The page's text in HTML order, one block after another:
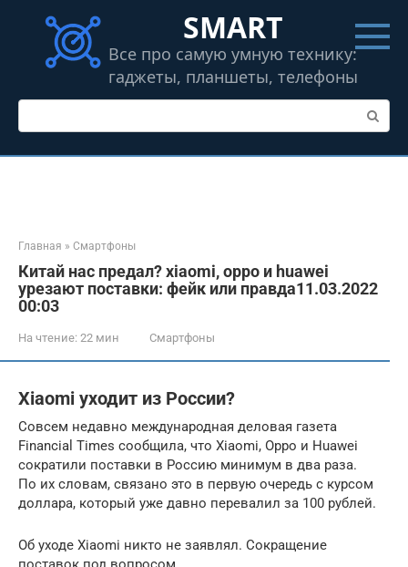
контенту
SMART
Все про самую умную технику:
гаджеты, планшеты, телефоны
Поиск:
Главная » Смартфоны
Китай нас предал? xiaomi, oppo и huawei
урезают поставки: фейк или правда11.03.2022
00:03
На чтение: 22 мин Смартфоны
Xiaomi уходит из России?
Совсем недавно международная деловая газета
Financial Times сообщила, что Xiaomi, Oppo и Huawei
сократили поставки в Россию минимум в два раза.
По их словам, связано это в первую очередь с курсом
доллара, который уже давно перевалил за 100 рублей.
Об уходе Xiaomi никто не заявлял. Сокращение